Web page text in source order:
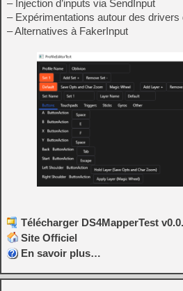
– Injection d’inputs via SendInput
– Expérimentations autour des drivers
– Alternatives à FakerInput
Télécharger DS4MapperTest
Site Officiel
En savoir plus…